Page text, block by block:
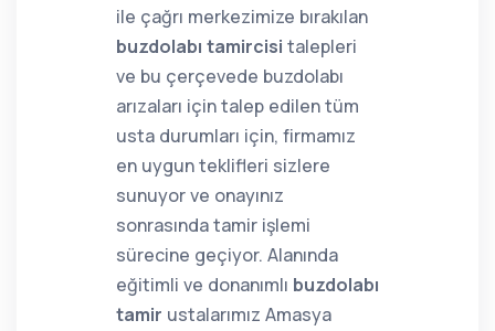
ile çağrı merkezimize bırakılan
buzdolabı tamircisi talepleri
ve bu çerçevede buzdolabı
arızaları için talep edilen tüm
usta durumları için, firmamız
en uygun teklifleri sizlere
sunuyor ve onayınız
sonrasında tamir işlemi
sürecine geçiyor. Alanında
eğitimli ve donanımlı buzdolabı
tamir ustalarımız Amasya